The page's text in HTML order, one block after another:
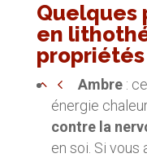
Quelques
en
propriétés
Ambre :
énergie
contre la
en soi. Si vous